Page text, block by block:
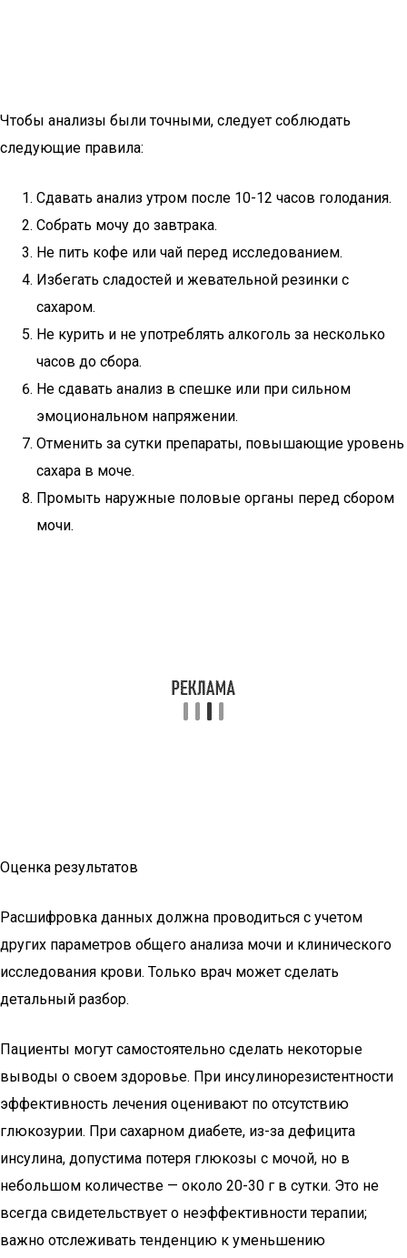
Чтобы анализы были точными, следует соблюдать
следующие правила:
Сдавать анализ утром после 10-12 часов голодания.
Собрать мочу до завтрака.
Не пить кофе или чай перед исследованием.
Избегать сладостей и жевательной резинки с
сахаром.
Не курить и не употреблять алкоголь за несколько
часов до сбора.
Не сдавать анализ в спешке или при сильном
эмоциональном напряжении.
Отменить за сутки препараты, повышающие уровень
сахара в моче.
Промыть наружные половые органы перед сбором
мочи.
Оценка результатов
Расшифровка данных должна проводиться с учетом
других параметров общего анализа мочи и клинического
исследования крови. Только врач может сделать
детальный разбор.
Пациенты могут самостоятельно сделать некоторые
выводы о своем здоровье. При инсулинорезистентности
эффективность лечения оценивают по отсутствию
глюкозурии. При сахарном диабете, из-за дефицита
инсулина, допустима потеря глюкозы с мочой, но в
небольшом количестве — около 20-30 г в сутки. Это не
всегда свидетельствует о неэффективности терапии;
важно отслеживать тенденцию к уменьшению